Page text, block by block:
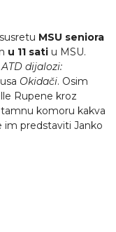
MSU seniora
u 11 sati u MSU.
ATD dijalozi:
Okidači. Osim
Rupene kroz
komoru kakva
im predstaviti Janko